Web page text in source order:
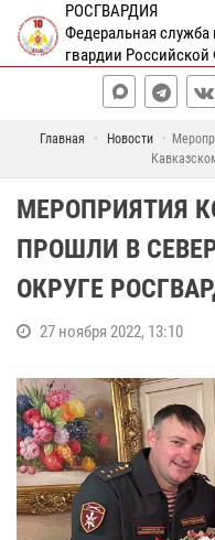
РОСГВАРДИЯ
Федеральная
гвардии
Главная Новости
МЕРОПРИЯТИЯ
ПРОШЛИ В
ОКРУГЕ
27 ноября 2022, 13:10